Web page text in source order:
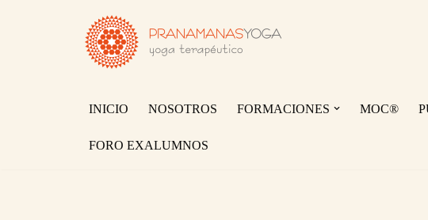
INICIO NOSOTROS FORMACIONES MOC®
FORO EXALUMNOS